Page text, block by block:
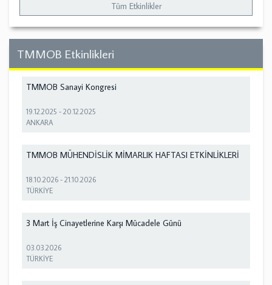
Tüm Etkinlikler
TMMOB Etkinlikleri
TMMOB Sanayi Kongresi
19.12.2025 -20.12.2025
ANKARA
TMMOB MÜHENDİSLİK MİMARLIK HAFTASI ETKİNLİKLERİ
18.10.2026 -21.10.2026
TÜRKİYE
3 Mart İş Cinayetlerine Karşı Mücadele Günü
03.03.2026
TÜRKİYE